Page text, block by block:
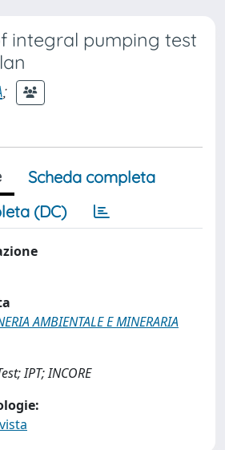
integral pumping test
;
Scheda completa
(DC)
AMBIENTALE E MINERARIA
IPT; INCORE